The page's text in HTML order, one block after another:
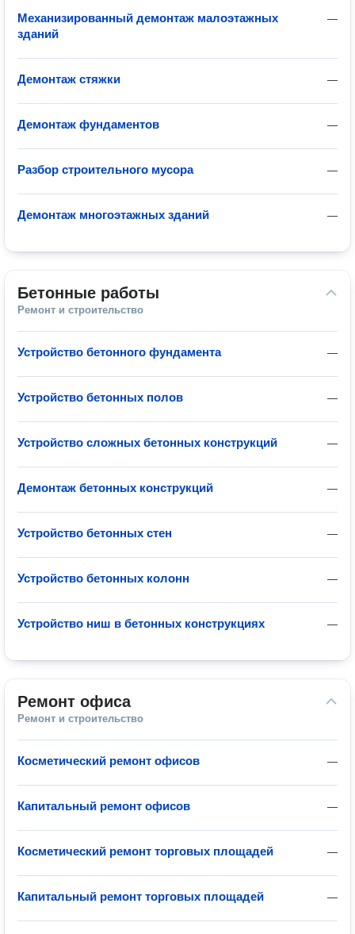
—
Механизированный демонтаж малоэтажных
зданий
—
Демонтаж стяжки
—
Демонтаж фундаментов
—
Разбор строительного мусора
—
Демонтаж многоэтажных зданий
Бетонные работы
Ремонт и строительство
—
Устройство бетонного фундамента
—
Устройство бетонных полов
—
Устройство сложных бетонных конструкций
—
Демонтаж бетонных конструкций
—
Устройство бетонных стен
—
Устройство бетонных колонн
—
Устройство ниш в бетонных конструкциях
Ремонт офиса
Ремонт и строительство
—
Косметический ремонт офисов
—
Капитальный ремонт офисов
—
Косметический ремонт торговых площадей
—
Капитальный ремонт торговых площадей